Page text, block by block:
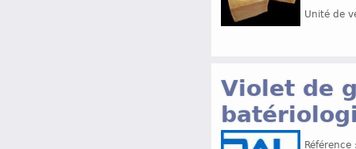
Unité de
Violet de